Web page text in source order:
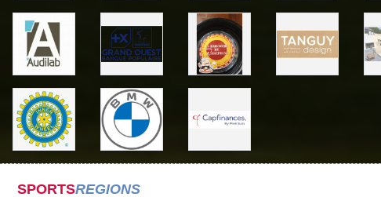
SPORTSREGIONS